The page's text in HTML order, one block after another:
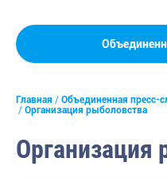
Выступления и
Главная
Объединенная пресс-
Организация рыболовства
Организация